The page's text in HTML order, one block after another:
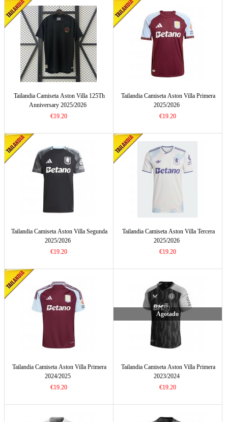
Tailandia Camiseta Aston Villa 125Th
Anniversary 2025/2026
€19.20
Tailandia Camiseta Aston Villa Primera
2025/2026
€19.20
Tailandia Camiseta Aston Villa Segunda
2025/2026
€19.20
Tailandia Camiseta Aston Villa Tercera
2025/2026
€19.20
Tailandia Camiseta Aston Villa Primera
2024/2025
€19.20
Agotado
Tailandia Camiseta Aston Villa Primera
2023/2024
€19.20